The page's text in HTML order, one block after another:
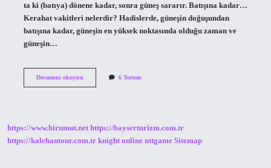
ta ki (batıya) dönene kadar, sonra güneş sararır. Batışına kadar…
Kerahat vakitleri nelerdir? Hadislerde, güneşin doğuşundan
batışına kadar, güneşin en yüksek noktasında olduğu zaman ve
güneşin…
Devamını okuyunHangi
6 Yorum
https://www.birumut.net https://bayserturizm.com.tr
https://kalehantour.com.tr knight online nttgame Sitemap